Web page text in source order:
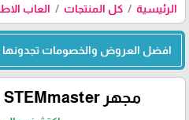
الرئيسية كل المنتجات العاب
افضل العروض والخصومات تجدونها
مجهر STEMmaster التعليمي للأطفال